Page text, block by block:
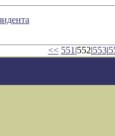
<< 551 |552|553|